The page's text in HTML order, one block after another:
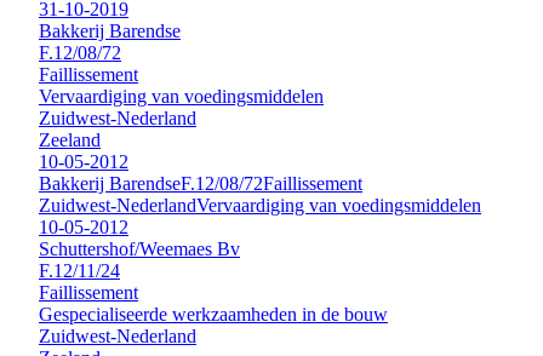
31-10-2019
Bakkerij Barendse
F.12/08/72
Faillissement
Vervaardiging van voedingsmiddelen
Zuidwest-Nederland
Zeeland
10-05-2012
Bakkerij BarendseF.12/08/72Faillissement
Zuidwest-NederlandVervaardiging van voedingsmiddelen
10-05-2012
Schuttershof/Weemaes Bv
F.12/11/24
Faillissement
Gespecialiseerde werkzaamheden in de bouw
Zuidwest-Nederland